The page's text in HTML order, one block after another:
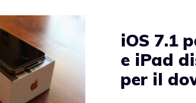
iOS 7.1
e iPad
per il